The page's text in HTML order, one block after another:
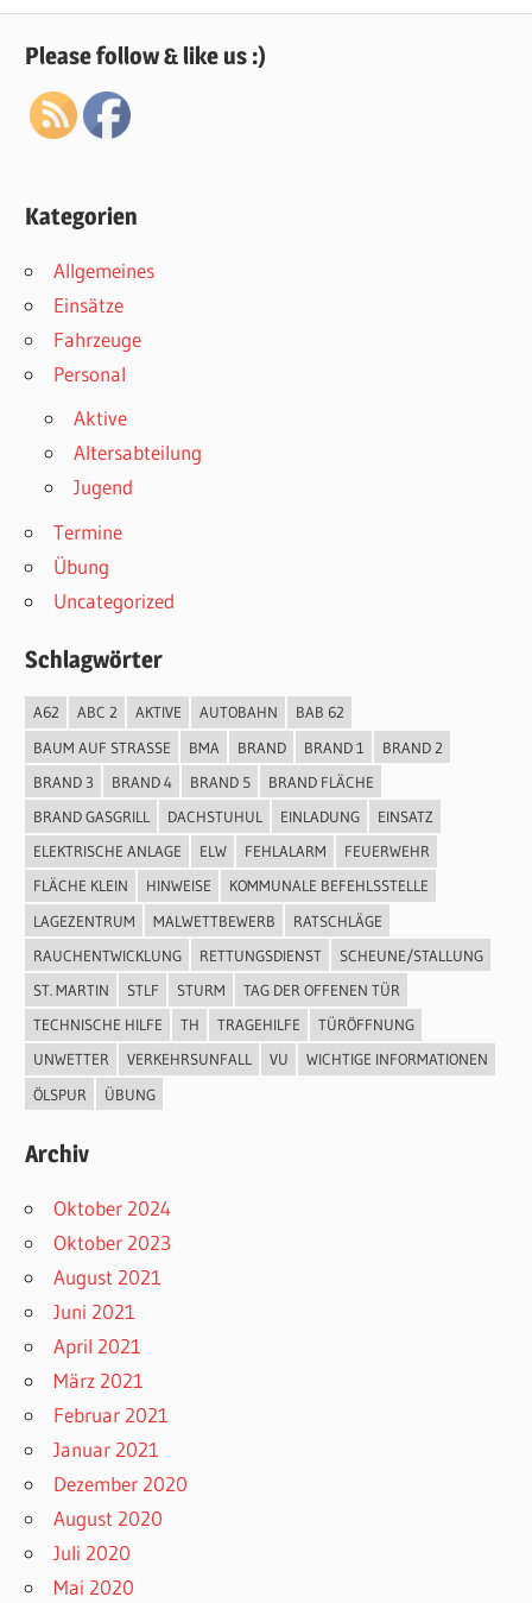
Please follow & like us :)
Kategorien
Allgemeines
Einsätze
Fahrzeuge
Personal
Aktive
Altersabteilung
Jugend
Termine
Übung
Uncategorized
Schlagwörter
A62 ABC 2 AKTIVE AUTOBAHN
BAB 62
BAUM AUF STRASSE
BMA BRAND BRAND 1
BRAND 2
BRAND 3
BRAND 4 BRAND 5
BRAND FLÄCHE
BRAND GASGRILL
DACHSTUHUL EINLADUNG
EINSATZ
ELEKTRISCHE ANLAGE
ELW FEHLALARM
FEUERWEHR
FLÄCHE KLEIN
HINWEISE
KOMMUNALE BEFEHLSSTELLE
LAGEZENTRUM
MALWETTBEWERB
RATSCHLÄGE
RAUCHENTWICKLUNG
RETTUNGSDIENST
SCHEUNE/STALLUNG
ST. MARTIN
STLF STURM
TAG DER OFFENEN TÜR
TECHNISCHE HILFE
TH TRAGEHILFE
TÜRÖFFNUNG
UNWETTER
VERKEHRSUNFALL VU
WICHTIGE INFORMATIONEN
ÖLSPUR
ÜBUNG
Archiv
Oktober 2024
Oktober 2023
August 2021
Juni 2021
April 2021
März 2021
Februar 2021
Januar 2021
Dezember 2020
August 2020
Juli 2020
Mai 2020